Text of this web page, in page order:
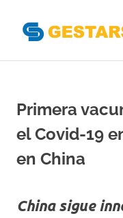
contenido
del
Aseguramiento
de
la
Primera
el Covid-19
en China
China sigue